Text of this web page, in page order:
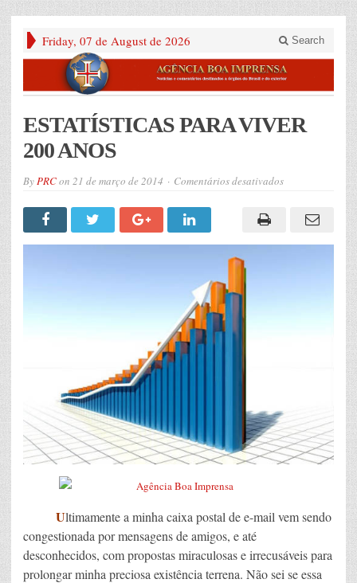
Friday, 07 de August de 2026 Search
ESTATÍSTICAS PARA VIVER
200 ANOS
ByPRCon 21 de março de 2014 Comentários desativadosem
VIVER
Ultimamente a minha caixa postal de e-mail vem sendo
congestionada por mensagens de amigos, e até
desconhecidos, com propostas miraculosas e irrecusáveis para
prolongar minha preciosa existência terrena. Não sei se essa